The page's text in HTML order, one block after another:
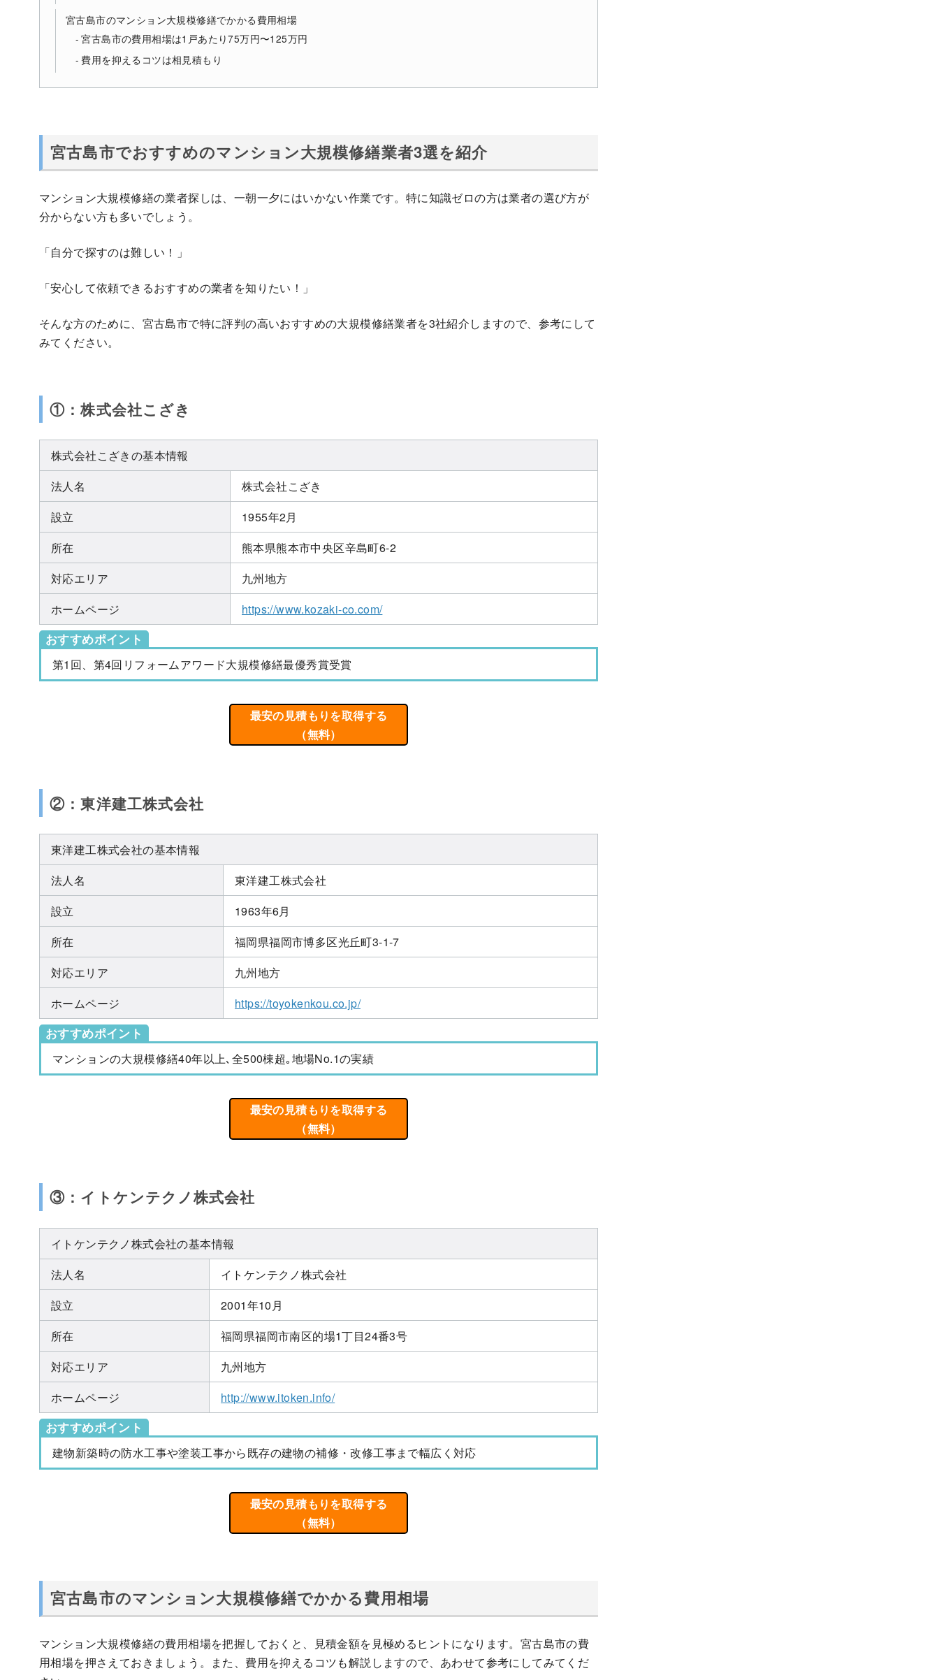
宮古島市のマンション大規模修繕でかかる費用相場
宮古島市の費用相場は1戸あたり75万円〜125万円
費用を抑えるコツは相見積もり
宮古島市でおすすめのマンション大規模修繕業者3選を紹介
マンション大規模修繕の業者探しは、一朝一夕にはいかない作業です。特に知識ゼロの方は業者の選び方が
分からない方も多いでしょう。
「自分で探すのは難しい！」
「安心して依頼できるおすすめの業者を知りたい！」
そんな方のために、宮古島市で特に評判の高いおすすめの大規模修繕業者を3社紹介しますので、参考にして
みてください。
①：株式会社こざき
株式会社こざきの基本情報
法人名
株式会社こざき
設立
1955年2月
所在
熊本県熊本市中央区辛島町6-2
対応エリア
九州地方
ホームページ
https://www.kozaki-co.com/
おすすめポイント
第1回、第4回リフォームアワード大規模修繕最優秀賞受賞
最安の見積もりを取得する
（無料）
②：東洋建工株式会社
東洋建工株式会社の基本情報
法人名
東洋建工株式会社
設立
1963年6月
所在
福岡県福岡市博多区光丘町3-1-7
対応エリア
九州地方
ホームページ
https://toyokenkou.co.jp/
おすすめポイント
マンションの大規模修繕40年以上､全500棟超｡地場No.1の実績
最安の見積もりを取得する
（無料）
③：イトケンテクノ株式会社
イトケンテクノ株式会社の基本情報
法人名
イトケンテクノ株式会社
設立
2001年10月
所在
福岡県福岡市南区的場1丁目24番3号
対応エリア
九州地方
ホームページ
http://www.itoken.info/
おすすめポイント
建物新築時の防水工事や塗装工事から既存の建物の補修・改修工事まで幅広く対応
最安の見積もりを取得する
（無料）
宮古島市のマンション大規模修繕でかかる費用相場
マンション大規模修繕の費用相場を把握しておくと、見積金額を見極めるヒントになります。宮古島市の費
用相場を押さえておきましょう。また、費用を抑えるコツも解説しますので、あわせて参考にしてみてくだ